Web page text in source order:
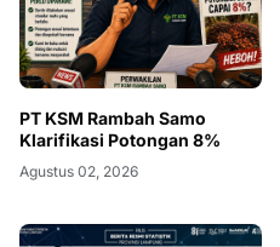
PT KSM Rambah Samo
Klarifikasi Potongan 8%
Agustus 02, 2026